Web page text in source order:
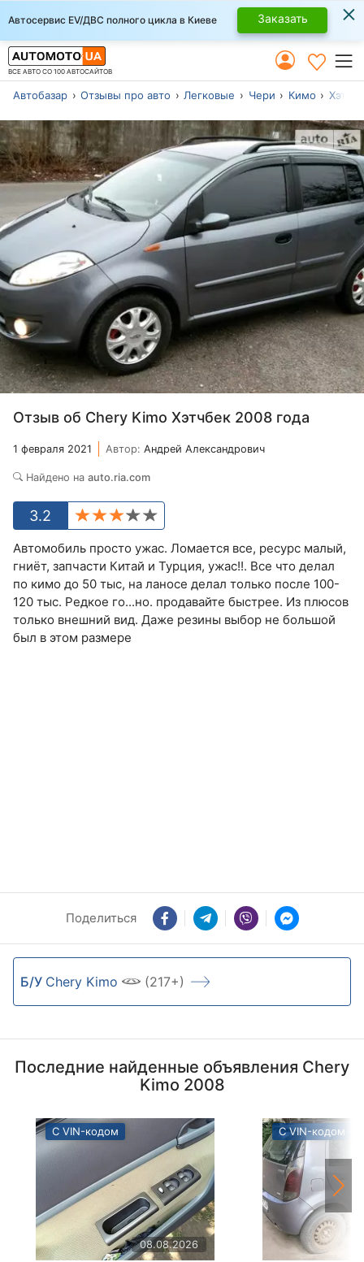
Автосервис EV/ДВС полного цикла в Киеве Заказать ×
ВСЕ АВТО СО 100 АВТОСАЙТОВ
Автобазар Отзывы про авто Легковые Чери Кимо
Отзыв об Chery Kimo Хэтчбек 2008 года
1 февраля 2021 Автор: Андрей Александрович
Найдено на auto.ria.com
3.2
Автомобиль просто ужас. Ломается все, ресурс малый,
гниёт, запчасти Китай и Турция, ужас!!. Все что делал
по кимо до 50 тыс, на ланосе делал только после 100-
120 тыс. Редкое го...но. продавайте быстрее. Из плюсов
только внешний вид. Даже резины выбор не большой
был в этом размере
Поделиться
Б/У Chery Kimo (217+)
Последние найденные объявления Chery
Kimo 2008
С VIN-кодом
08.08.2026
С VIN-кодом